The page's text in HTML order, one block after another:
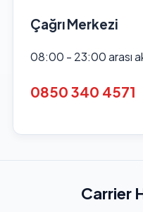
Çağrı Merkezi
08:00 - 23:00 arası
0850 340 4571
Carrier